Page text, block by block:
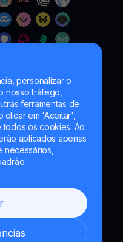
personalizar o
nosso tráfego,
ferramentas de
clicar em 'Aceitar',
os cookies. Ao
aplicados apenas
necessários,
de TI,